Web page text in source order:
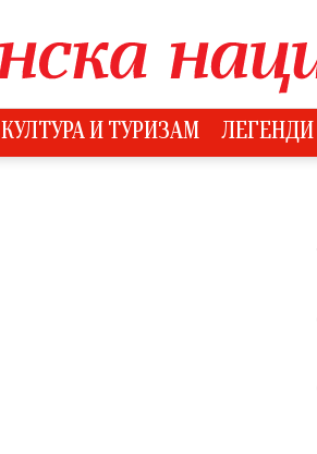
КУЛТУРА И ТУРИЗАМ ЛЕГЕНДИ